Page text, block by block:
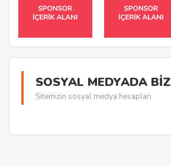
SOSYAL MEDYADA BİZ
Sitemizin sosyal medya hesapları